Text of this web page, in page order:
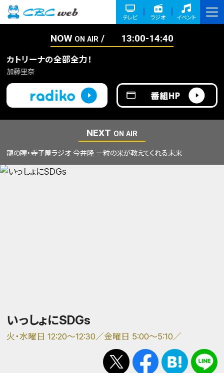
テレビ ラジオ イベント
NOW ON AIR 13:00-14:40
カトリーナの全部全力！
加藤里奈
NEXT ON AIR
龍の瞳・寺子屋ラジオ 今井隆 一粒の米が教えてくれる未来
いっしょにSDGs
火・水曜日 12:20～12:30／金曜日 5:00～5:10／